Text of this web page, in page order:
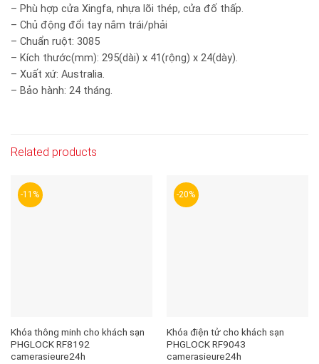
– Phù hợp cửa Xingfa, nhựa lõi thép, cửa đố thấp.
– Chủ động đổi tay nắm trái/phải
– Chuẩn ruột: 3085
– Kích thước(mm): 295(dài) x 41(rộng) x 24(dày).
– Xuất xứ: Australia.
– Bảo hành: 24 tháng.
Related products
-11%
Khóa thông minh cho khách sạn
PHGLOCK RF8192
camerasieure24h
-20%
Khóa điện tử cho khách sạn
PHGLOCK RF9043
camerasieure24h